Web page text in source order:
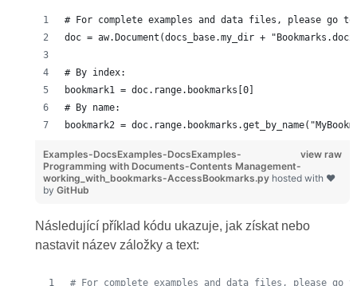
# For complete examples and data files, please go to
doc = aw.Document(docs_base.my_dir +
# By index:
bookmark1 = doc.range.bookmarks[0]
# By name:
bookmark2 =
view raw
Examples-DocsExamples-DocsExamples-
Programming with Documents-Contents Management-
working_with_bookmarks-AccessBookmarks.py hosted with ❤
by GitHub
Následující příklad kódu ukazuje, jak získat nebo
nastavit název záložky a text:
# For complete examples and data files, please go